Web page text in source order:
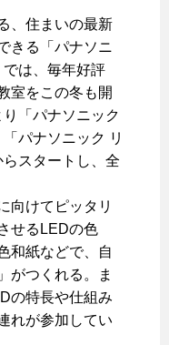
、住まいの最新
きる「パナソニ
は、毎年好評
室をこの冬も開
「パナソニック
パナソニック リ
スタートし、全
向けてピッタリ
せるLEDの色
和紙などで、自
がつくれる。ま
の特長や仕組み
れが参加してい